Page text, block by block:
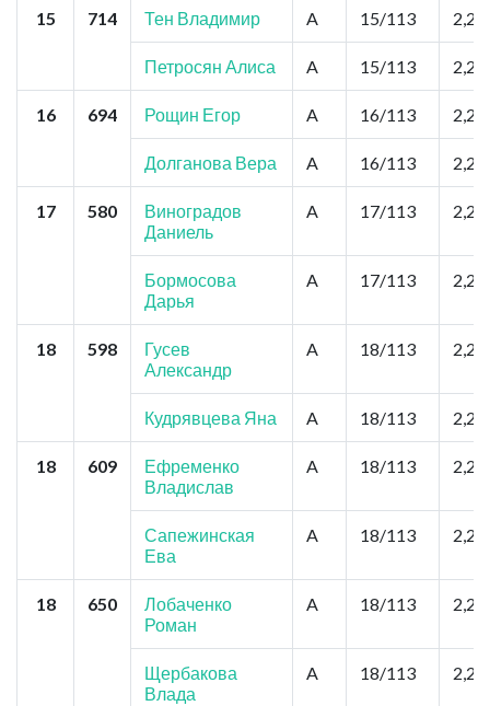
15 714 Тен Владимир A 15/113 2,2
Петросян Алиса A 15/113 2,2
16 694 Рощин Егор A 16/113 2,2
Долганова Вера A 16/113 2,2
17 580
Виноградов
Даниель
A 17/113 2,2
Бормосова
Дарья
A 17/113 2,2
18 598
Гусев
Александр
A 18/113 2,2
Кудрявцева Яна A 18/113 2,2
18 609
Ефременко
Владислав
A 18/113 2,2
Сапежинская
Ева
A 18/113 2,2
18 650
Лобаченко
Роман
A 18/113 2,2
Щербакова
Влада
A 18/113 2,2